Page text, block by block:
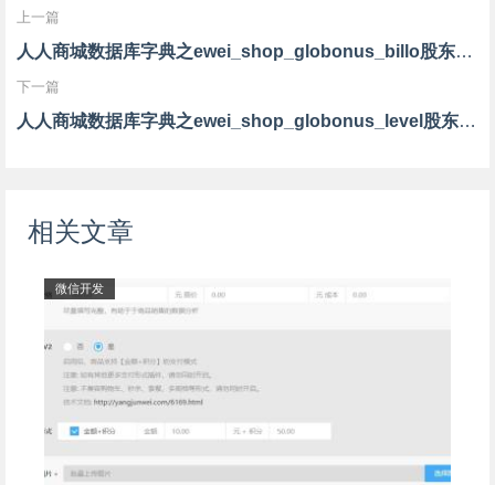
上一篇
人人商城数据库字典之ewei_shop_globonus_billo股东结算订单数据表
下一篇
人人商城数据库字典之ewei_shop_globonus_level股东等级数据表
相关文章
微信开发